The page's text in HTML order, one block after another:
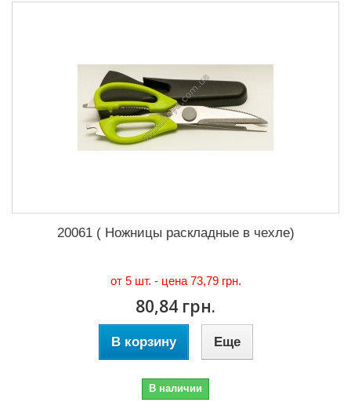
20061 ( Ножницы раскладные в чехле)
от 5 шт. - цена 73,79 грн.
80,84 грн.
В корзину Еще
В наличии